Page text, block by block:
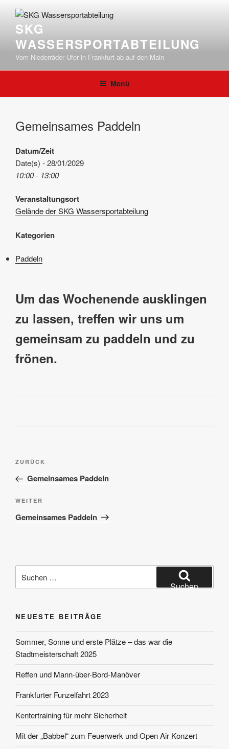
Inhalt
springenSKG
WASSERSPORTABTEILUNG
Vom Niederräder Ufer in Frankfurt ab auf den Main
Menü
Gemeinsames Paddeln
Datum/Zeit
Date(s) - 28/01/2029
10:00 - 13:00
Veranstaltungsort
Gelände der SKG Wassersportabteilung
Kategorien
Paddeln
Um das Wochenende ausklingen
zu lassen, treffen wir uns um
gemeinsam zu paddeln und zu
frönen.
Beitragsnavigation
Vorheriger
Beitrag
ZURÜCK
Gemeinsames Paddeln
Nächster
Beitrag
WEITER
Gemeinsames Paddeln
nach:
Suchen
NEUESTE BEITRÄGE
Sommer, Sonne und erste Plätze – das war die
Stadtmeisterschaft 2025
Reffen und Mann-über-Bord-Manöver
Frankfurter Funzelfahrt 2023
Kentertraining für mehr Sicherheit
Mit der „Babbel“ zum Feuerwerk und Open Air Konzert